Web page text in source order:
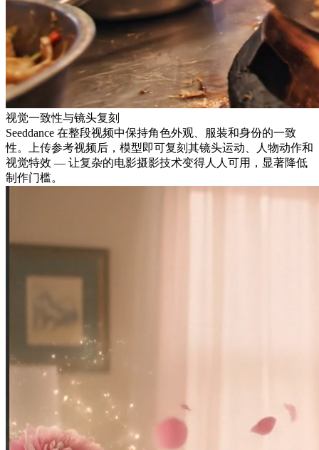
视觉一致性与镜头复刻
Seeddance 在整段视频中保持角色外观、服装和身份的一致
性。上传参考视频后，模型即可复刻其镜头运动、人物动作和
视觉特效 — 让复杂的电影摄影技术变得人人可用，显著降低
制作门槛。